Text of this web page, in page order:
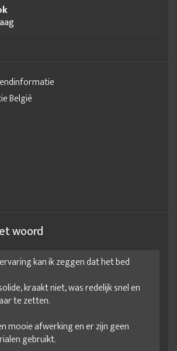
België
woord
kan ik zeggen dat het bed
kraakt niet, was redelijk snel en
te zetten.
mooie afwerking en er zijn geen
gebruikt.